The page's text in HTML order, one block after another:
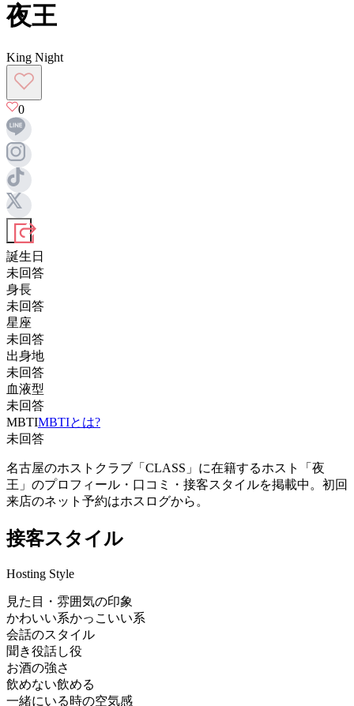
夜王
King Night
0
誕生日
未回答
身長
未回答
星座
未回答
出身地
未回答
血液型
未回答
MBTIMBTIとは?
未回答
名古屋のホストクラブ「CLASS」に在籍するホスト「夜
王」のプロフィール・口コミ・接客スタイルを掲載中。初回
来店のネット予約はホスログから。
接客スタイル
Hosting Style
見た目・雰囲気の印象
かわいい系かっこいい系
会話のスタイル
聞き役話し役
お酒の強さ
飲めない飲める
一緒にいる時の空気感